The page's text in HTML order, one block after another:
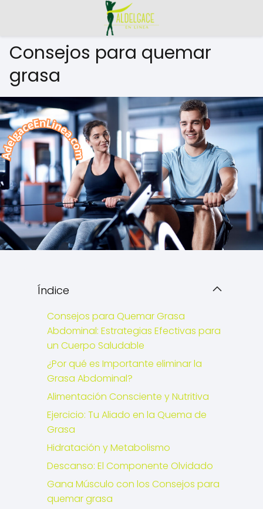
Consejos para quemar
grasa
Índice
Consejos para Quemar Grasa
Abdominal: Estrategias Efectivas para
un Cuerpo Saludable
¿Por qué es Importante eliminar la
Grasa Abdominal?
Alimentación Consciente y Nutritiva
Ejercicio: Tu Aliado en la Quema de
Grasa
Hidratación y Metabolismo
Descanso: El Componente Olvidado
Gana Músculo con los Consejos para
quemar grasa